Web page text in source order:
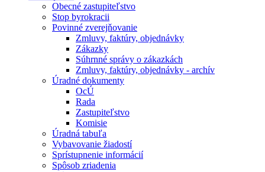
Obecné zastupiteľstvo
Stop byrokracii
Povinné zverejňovanie
Zmluvy, faktúry, objednávky
Zákazky
Súhrnné správy o zákazkách
Zmluvy, faktúry, objednávky - archív
Úradné dokumenty
OcÚ
Rada
Zastupiteľstvo
Komisie
Úradná tabuľa
Vybavovanie žiadostí
Sprístupnenie informácií
Spôsob zriadenia